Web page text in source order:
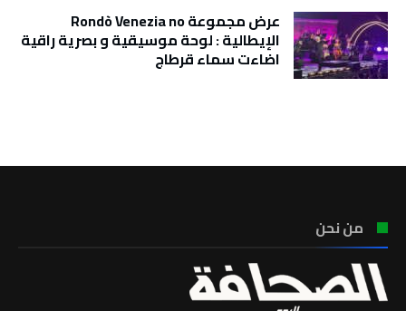
عرض مجموعة Rondò Venezia no
الإيطالية : لوحة موسيقية و بصرية راقية
اضاءت سماء قرطاج
من نحن